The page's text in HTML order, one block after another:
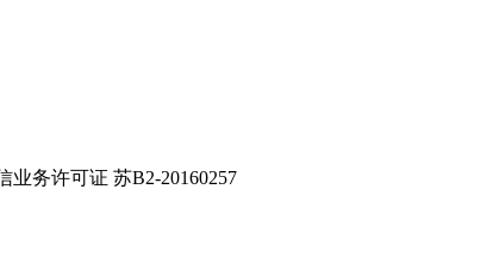
业务许可证 苏B2-20160257